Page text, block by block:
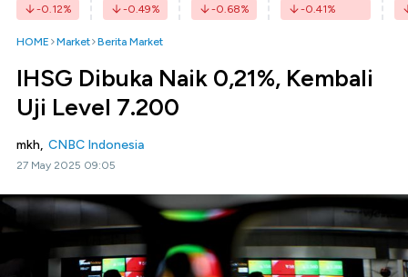
-0.12% -0.49% -0.68% -0.41%
HOME Market Berita Market
IHSG Dibuka Naik 0,21%, Kembali
Uji Level 7.200
mkh, CNBC Indonesia
27 May 2025 09:05